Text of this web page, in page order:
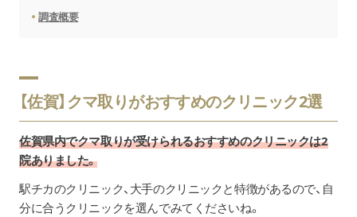
調査概要
【佐賀】クマ取りがおすすめのクリニック2選
佐賀県内でクマ取りが受けられるおすすめのクリニックは2
院ありました。
駅チカのクリニック、大手のクリニックと特徴があるので、自
分に合うクリニックを選んでみてくださいね。